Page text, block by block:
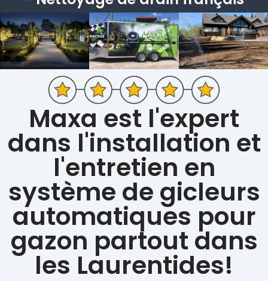
Maxa est l'expert
dans l'installation et
l'entretien en
système de gicleurs
automatiques pour
gazon partout dans
les Laurentides!